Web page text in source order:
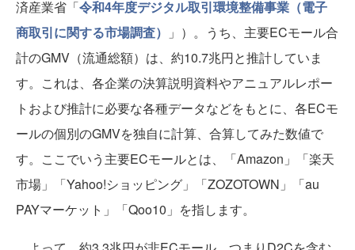
済産業省「令和4年度デジタル取引環境整備事業（電子
商取引に関する市場調査）
」）。うち、主要ECモール合
計のGMV（流通総額）は、約10.7兆円と推計していま
す。これは、各企業の決算説明資料やアニュアルレポー
トおよび推計に必要な各種データなどをもとに、各ECモ
ールの個別のGMVを独自に計算、合算してみた数値で
す。ここでいう主要ECモールとは、「Amazon」「楽天
市場」「Yahoo!ショッピング」「ZOZOTOWN」「au
PAYマーケット」「Qoo10」を指します。